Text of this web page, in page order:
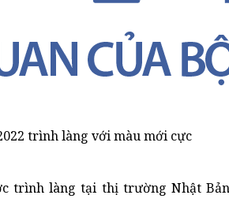
trình làng với màu mới cực
trình làng tại thị trường Nhật